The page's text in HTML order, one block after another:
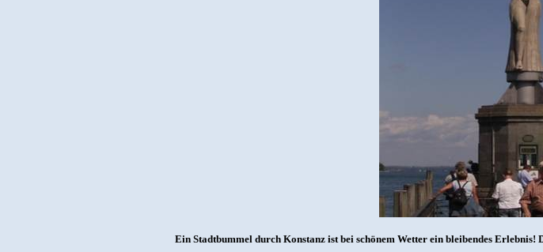
Ein Stadtbummel durch Konstanz ist bei schönem Wetter ein bleibendes